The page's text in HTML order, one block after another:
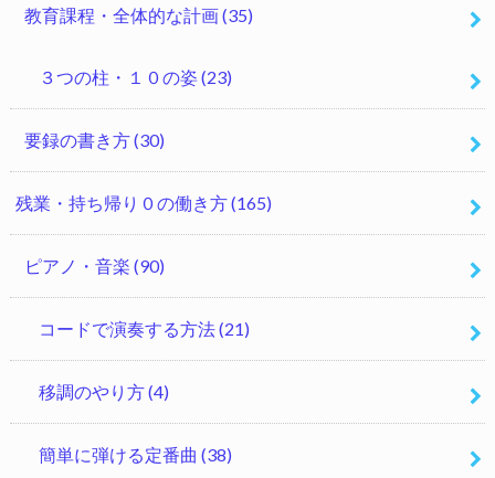
教育課程・全体的な計画(35)
３つの柱・１０の姿(23)
要録の書き方(30)
残業・持ち帰り０の働き方(165)
ピアノ・音楽 (90)
コードで演奏する方法(21)
移調のやり方(4)
簡単に弾ける定番曲 (38)